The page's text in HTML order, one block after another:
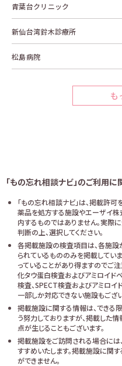
青葉台クリニック
新仙台湾鈴木診療所
松島病院
も
「もの忘れ相談ナビ」のご利用
「もの忘れ相談ナビ」は、掲載許
薬品を処方する施設やエーザイ株
内するものではありません。実際
判断の上、選択してください。
各掲載施設の検査項目は、各施
られているもののみを掲載してい
っていることがあり得ますのでご
化タウ蛋白検査およびアミロイド
検査、SPECT検査およびアミロイ
一部しか対応できない施設もござい
掲載施設に関する情報は、できる
う努力しておりますが、掲載した
点が生じることもございます。
掲載施設をご訪問される場合には
すすめいたします。掲載施設に関
ができません。